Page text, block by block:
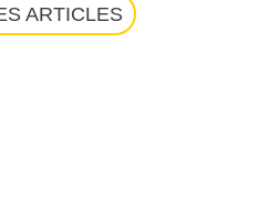
ARTICLES